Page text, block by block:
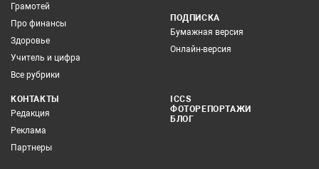
Грамотей
Про финансы
Здоровье
Учитель и цифра
Все рубрики
ПОДПИСКА
Бумажная версия
Онлайн-версия
КОНТАКТЫ
Редакция
Реклама
Партнеры
ICCS
ФОТОРЕПОРТАЖИ
БЛОГ